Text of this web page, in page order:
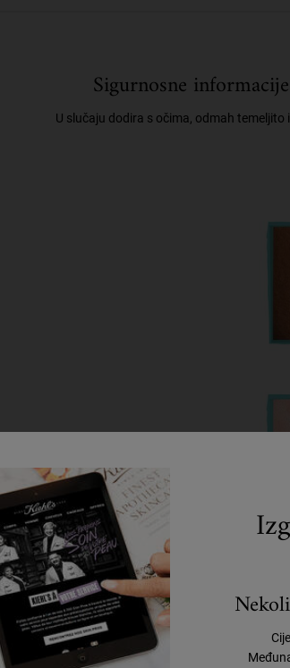
Sigurnosne informacije
U slučaju dodira s očima, odmah temeljito